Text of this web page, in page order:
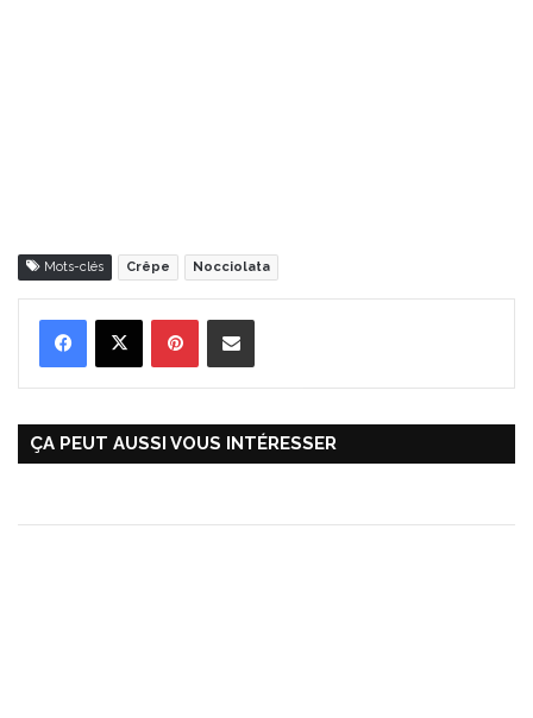
Mots-clés Crêpe Nocciolata
ÇA PEUT AUSSI VOUS INTÉRESSER